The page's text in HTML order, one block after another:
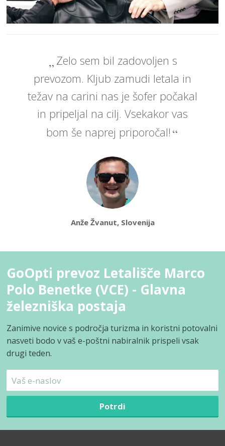
Zelo sem bil zadovoljen s
prevozom. Kljub zamudi letala in
težav na carini nas je šofer počakal
in pripeljal na cilj. Vsekakor vas
bom še naprej priporočal!
Anže Žvanut, Slovenija
GoOpti prevoz Letališče Marco
Polo Benetke (VCE) - Glavna
železniška postaja
Zanimive novice s področja turizma in koristni potovalni
nasveti bodo v vaš e-poštni nabiralnik prispeli vsak
drugi teden.
Potrdi